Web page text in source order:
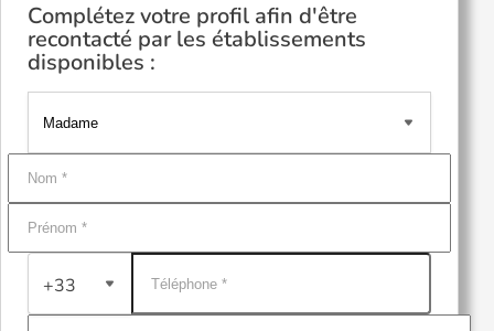
Complétez votre profil afin d'être
recontacté par les établissements
disponibles :
+33